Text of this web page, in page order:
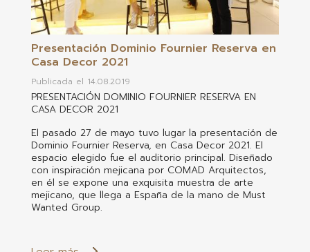
Presentación Dominio Fournier Reserva en
Casa Decor 2021
Publicada el 14.08.2019
PRESENTACIÓN DOMINIO FOURNIER RESERVA EN
CASA DECOR 2021
El pasado 27 de mayo tuvo lugar la presentación de
Dominio Fournier Reserva, en Casa Decor 2021. El
espacio elegido fue el auditorio principal. Diseñado
con inspiración mejicana por COMAD Arquitectos,
en él se expone una exquisita muestra de arte
mejicano, que llega a España de la mano de Must
Wanted Group.